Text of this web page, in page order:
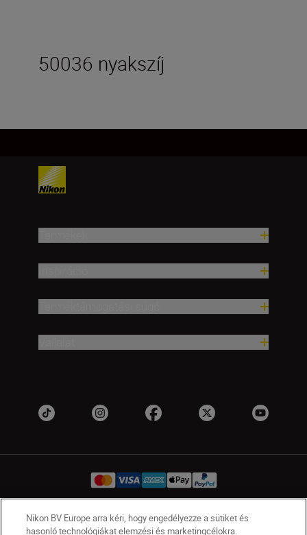
50036 nyakszíj
HU Nikon Sites
Nikon BV Europe arra kéri, hogy engedélyezze a sütiket és
hasonló technológiákat elemzési és marketingcélokra.